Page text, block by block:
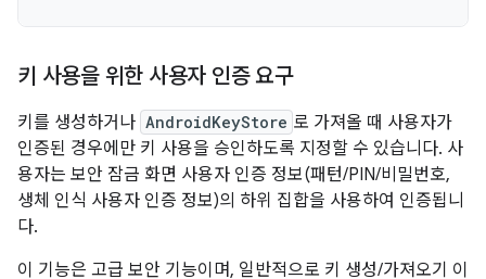
키 사용을 위한 사용자 인증 요구
키를 생성하거나 AndroidKeyStore 로 가져올 때 사용자가
인증된 경우에만 키 사용을 승인하도록 지정할 수 있습니다. 사
용자는 보안 잠금 화면 사용자 인증 정보(패턴/PIN/비밀번호,
생체 인식 사용자 인증 정보)의 하위 집합을 사용하여 인증됩니
다.
이 기능은 고급 보안 기능이며, 일반적으로 키 생성/가져오기 이